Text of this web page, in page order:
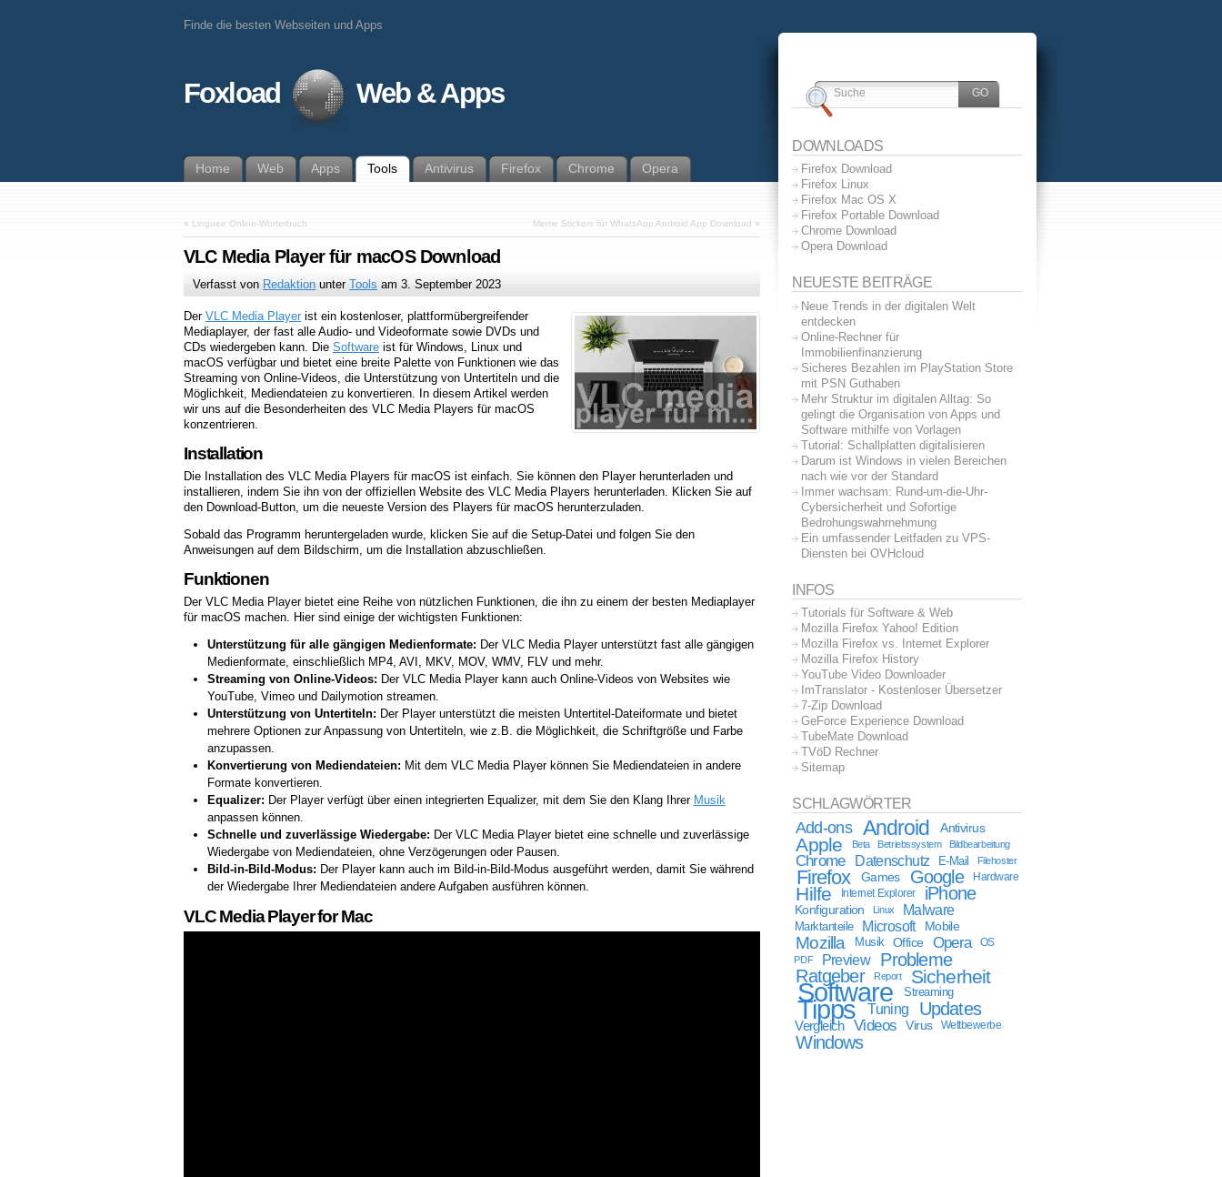
Finde die besten Webseiten und Apps
Foxload Web & Apps
Home Web Apps Tools Antivirus Firefox Chrome Opera
« Linguee Online-Wörterbuch Meme Stickers für WhatsApp Android App Download »
VLC Media Player für macOS Download
Verfasst von Redaktion unterTools am3. September 2023
Der VLC Media Player ist ein kostenloser, plattformübergreifender
Mediaplayer, der fast alle Audio- und Videoformate sowie DVDs und
CDs wiedergeben kann. Die Software ist für Windows, Linux und
macOS verfügbar und bietet eine breite Palette von Funktionen wie das
Streaming von Online-Videos, die Unterstützung von Untertiteln und die
Möglichkeit, Mediendateien zu konvertieren. In diesem Artikel werden
wir uns auf die Besonderheiten des VLC Media Players für macOS
konzentrieren.
Installation
Die Installation des VLC Media Players für macOS ist einfach. Sie können den Player herunterladen und
installieren, indem Sie ihn von der offiziellen Website des VLC Media Players herunterladen. Klicken Sie auf
den Download-Button, um die neueste Version des Players für macOS herunterzuladen.
Sobald das Programm heruntergeladen wurde, klicken Sie auf die Setup-Datei und folgen Sie den
Anweisungen auf dem Bildschirm, um die Installation abzuschließen.
Funktionen
Der VLC Media Player bietet eine Reihe von nützlichen Funktionen, die ihn zu einem der besten Mediaplayer
für macOS machen. Hier sind einige der wichtigsten Funktionen:
Unterstützung für alle gängigen Medienformate: Der VLC Media Player unterstützt fast alle gängigen
Medienformate, einschließlich MP4, AVI, MKV, MOV, WMV, FLV und mehr.
Streaming von Online-Videos: Der VLC Media Player kann auch Online-Videos von Websites wie
YouTube, Vimeo und Dailymotion streamen.
Unterstützung von Untertiteln: Der Player unterstützt die meisten Untertitel-Dateiformate und bietet
mehrere Optionen zur Anpassung von Untertiteln, wie z.B. die Möglichkeit, die Schriftgröße und Farbe
anzupassen.
Konvertierung von Mediendateien: Mit dem VLC Media Player können Sie Mediendateien in andere
Formate konvertieren.
Equalizer: Der Player verfügt über einen integrierten Equalizer, mit dem Sie den Klang Ihrer Musik
anpassen können.
Schnelle und zuverlässige Wiedergabe: Der VLC Media Player bietet eine schnelle und zuverlässige
Wiedergabe von Mediendateien, ohne Verzögerungen oder Pausen.
Bild-in-Bild-Modus: Der Player kann auch im Bild-in-Bild-Modus ausgeführt werden, damit Sie während
der Wiedergabe Ihrer Mediendateien andere Aufgaben ausführen können.
VLC Media Player for Mac
DOWNLOADS
Firefox Download
Firefox Linux
Firefox Mac OS X
Firefox Portable Download
Chrome Download
Opera Download
NEUESTE BEITRÄGE
Neue Trends in der digitalen Welt
entdecken
Online-Rechner für
Immobilienfinanzierung
Sicheres Bezahlen im PlayStation Store
mit PSN Guthaben
Mehr Struktur im digitalen Alltag: So
gelingt die Organisation von Apps und
Software mithilfe von Vorlagen
Tutorial: Schallplatten digitalisieren
Darum ist Windows in vielen Bereichen
nach wie vor der Standard
Immer wachsam: Rund-um-die-Uhr-
Cybersicherheit und Sofortige
Bedrohungswahrnehmung
Ein umfassender Leitfaden zu VPS-
Diensten bei OVHcloud
INFOS
Tutorials für Software & Web
Mozilla Firefox Yahoo! Edition
Mozilla Firefox vs. Internet Explorer
Mozilla Firefox History
YouTube Video Downloader
ImTranslator - Kostenloser Übersetzer
7-Zip Download
GeForce Experience Download
TubeMate Download
TVöD Rechner
Sitemap
SCHLAGWÖRTER
Add-ons Android Antivirus
Apple Beta Betriebssystem Bildbearbeitung
Chrome Datenschutz E-Mail Filehoster
Firefox Games Google Hardware
Hilfe Internet Explorer iPhone
Konfiguration Linux Malware
Marktanteile Microsoft Mobile
Mozilla Musik Office Opera
OS
PDF
Preview
Probleme
Ratgeber
Report Sicherheit
Software Streaming
Tipps Tuning Updates
Vergleich Videos Virus Wettbewerbe
Windows